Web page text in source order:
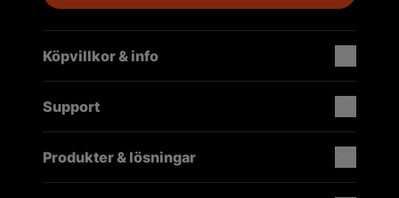
Köpvillkor & info
Support
Produkter & lösningar